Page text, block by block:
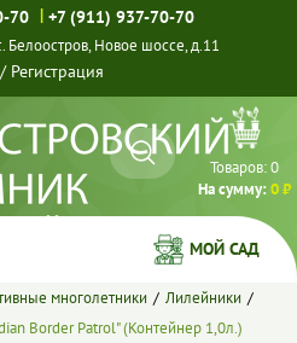
70 | +7 (911) 937-70-70
Белоостров, Новое шоссе, д.11
/ Регистрация
Товаров:0
На сумму:0 ₽
МОЙ САД
многолетники
Лилейники
Border Patrol" (Контейнер 1,0л.)